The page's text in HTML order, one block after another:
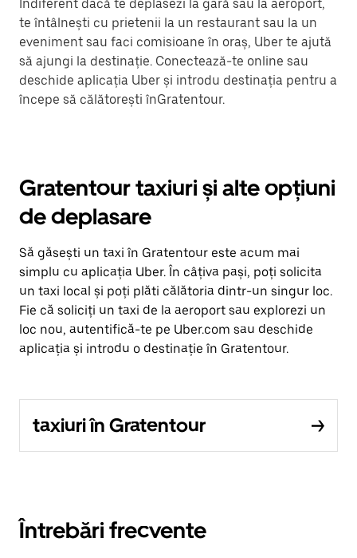
Indiferent dacă te deplasezi la gară sau la aeroport,
te întâlnești cu prietenii la un restaurant sau la un
eveniment sau faci comisioane în oraș, Uber te ajută
să ajungi la destinație. Conectează-te online sau
deschide aplicația Uber și introdu destinația pentru a
începe să călătorești înGratentour.
Gratentour taxiuri și alte opțiuni
de deplasare
Să găsești un taxi în Gratentour este acum mai
simplu cu aplicația Uber. În câțiva pași, poți solicita
un taxi local și poți plăti călătoria dintr-un singur loc.
Fie că soliciți un taxi de la aeroport sau explorezi un
loc nou, autentifică-te pe Uber.com sau deschide
aplicația și introdu o destinație în Gratentour.
taxiuri în Gratentour
Întrebări frecvente